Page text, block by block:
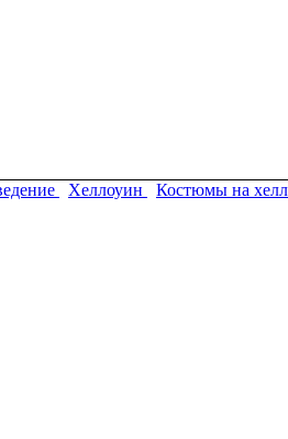
Хеллоуин Костюмы на